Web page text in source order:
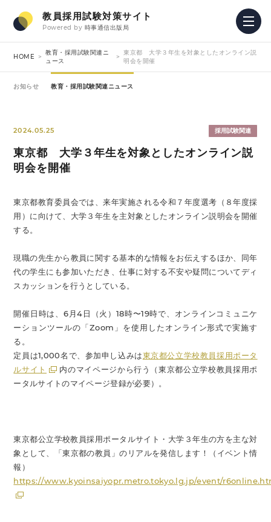
教員採用試験対策サイト
Powered by 時事通信出版局
HOME
教育・採用試験関連ニ
ュース
東京都 大学３年生を対象としたオンライン説
明会を開催
お知らせ 教育・採用試験関連ニュース
2024.05.25 採用試験関連
東京都 大学３年生を対象としたオンライン説
明会を開催
東京都教育委員会では、来年実施される令和７年度選考（８年度採
用）に向けて、大学３年生を主対象としたオンライン説明会を開催
する。
現職の先生から教員に関する基本的な情報をお伝えするほか、同年
代の学生にも参加いただき、仕事に対する不安や疑問についてディ
スカッションを行うとしている。
開催日時は、6月4日（火）18時〜19時で、オンラインコミュニケ
ーションツールの「Zoom」を使用したオンライン形式で実施す
る。
定員は1,000名で、参加申し込みは東京都公立学校教員採用ポータ
ルサイト
内のマイページから行う（東京都公立学校教員採用ポ
ータルサイトのマイページ登録が必要）。
東京都公立学校教員採用ポータルサイト・大学３年生の方を主な対
象として、「東京都の教員」のリアルを発信します！（イベント情
報）
https://www.kyoinsaiyopr.metro.tokyo.lg.jp/event/